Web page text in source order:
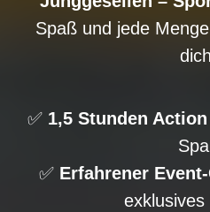
Spaß und jede
✅ 1,5 Stunden Action
✅ Erfahrener
exklusives